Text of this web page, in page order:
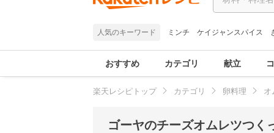
人気のキーワード ミンチ ケイジャンスパイス
おすすめ カテゴリ 献立
楽天レシピトップ カテゴリ 卵料理 オ
ゴーヤのチーズオムレツつく